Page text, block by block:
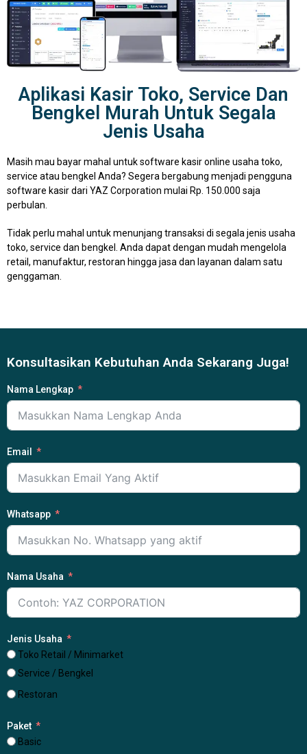
Aplikasi Kasir Toko, Service Dan
Bengkel Murah Untuk Segala
Jenis Usaha
Masih mau bayar mahal untuk software kasir online usaha toko,
service atau bengkel Anda? Segera bergabung menjadi pengguna
software kasir dari YAZ Corporation mulai Rp. 150.000 saja
perbulan.
Tidak perlu mahal untuk menunjang transaksi di segala jenis usaha
toko, service dan bengkel. Anda dapat dengan mudah mengelola
retail, manufaktur, restoran hingga jasa dan layanan dalam satu
genggaman.
Konsultasikan Kebutuhan Anda Sekarang Juga!
Nama Lengkap
Email
Whatsapp
Nama Usaha
Jenis Usaha
Toko Retail / Minimarket
Service / Bengkel
Restoran
Paket
Basic